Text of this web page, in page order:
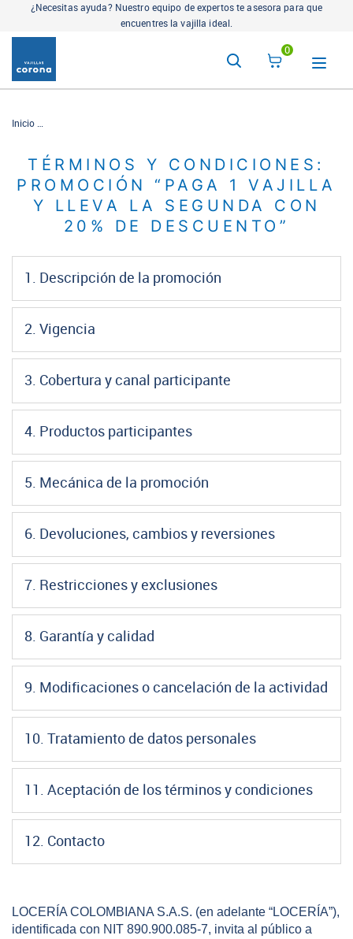
¿Necesitas ayuda? Nuestro equipo de expertos te asesora para que
encuentres la vajilla ideal.
0
Inicio
TÉRMINOS Y CONDICIONES:
PROMOCIÓN “PAGA 1 VAJILLA
Y LLEVA LA SEGUNDA CON
20% DE DESCUENTO”
1. Descripción de la promoción
2. Vigencia
3. Cobertura y canal participante
4. Productos participantes
5. Mecánica de la promoción
6. Devoluciones, cambios y reversiones
7. Restricciones y exclusiones
8. Garantía y calidad
9. Modificaciones o cancelación de la actividad
10. Tratamiento de datos personales
11. Aceptación de los términos y condiciones
12. Contacto
LOCERÍA COLOMBIANA S.A.S. (en adelante “LOCERÍA”),
identificada con NIT 890.900.085-7, invita al público a